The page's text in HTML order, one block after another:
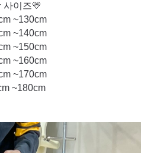
사이즈💛
~130cm
~140cm
~150cm
~160cm
~170cm
m ~180cm